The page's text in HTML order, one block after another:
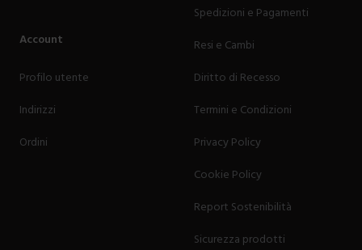
Account
Profilo utente
Indirizzi
Ordini
Spedizioni e Pagamenti
Resi e Cambi
Diritto di Recesso
Termini e Condizioni
Privacy Policy
Cookie Policy
Report Sostenibilità
Sicurezza prodotti